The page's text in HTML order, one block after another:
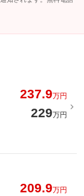
237.9万円
229万円
209.9万円